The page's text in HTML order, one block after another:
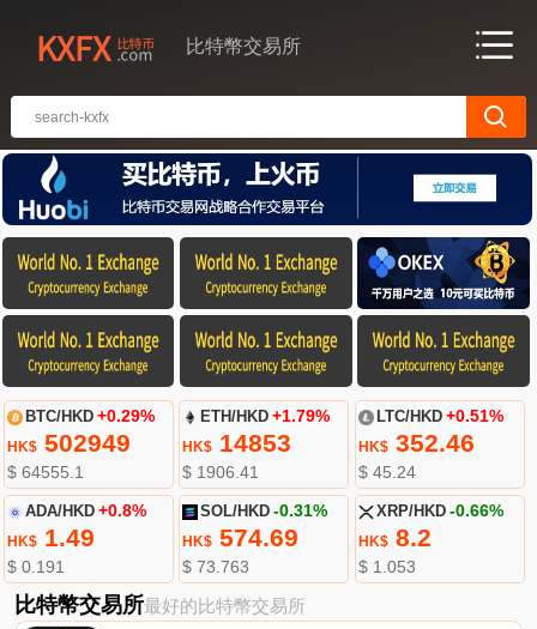
比特幣交易所
BTC/HKD +0.29%
HK$502949
$ 64555.1
ETH/HKD +1.79%
HK$ 14853
$ 1906.41
LTC/HKD +0.51%
HK$352.46
$ 45.24
ADA/HKD +0.8%
HK$1.49
$ 0.191
SOL/HKD -0.31%
HK$ 574.69
$ 73.763
XRP/HKD -0.66%
HK$8.2
$ 1.053
比特幣交易所最好的比特幣交易所